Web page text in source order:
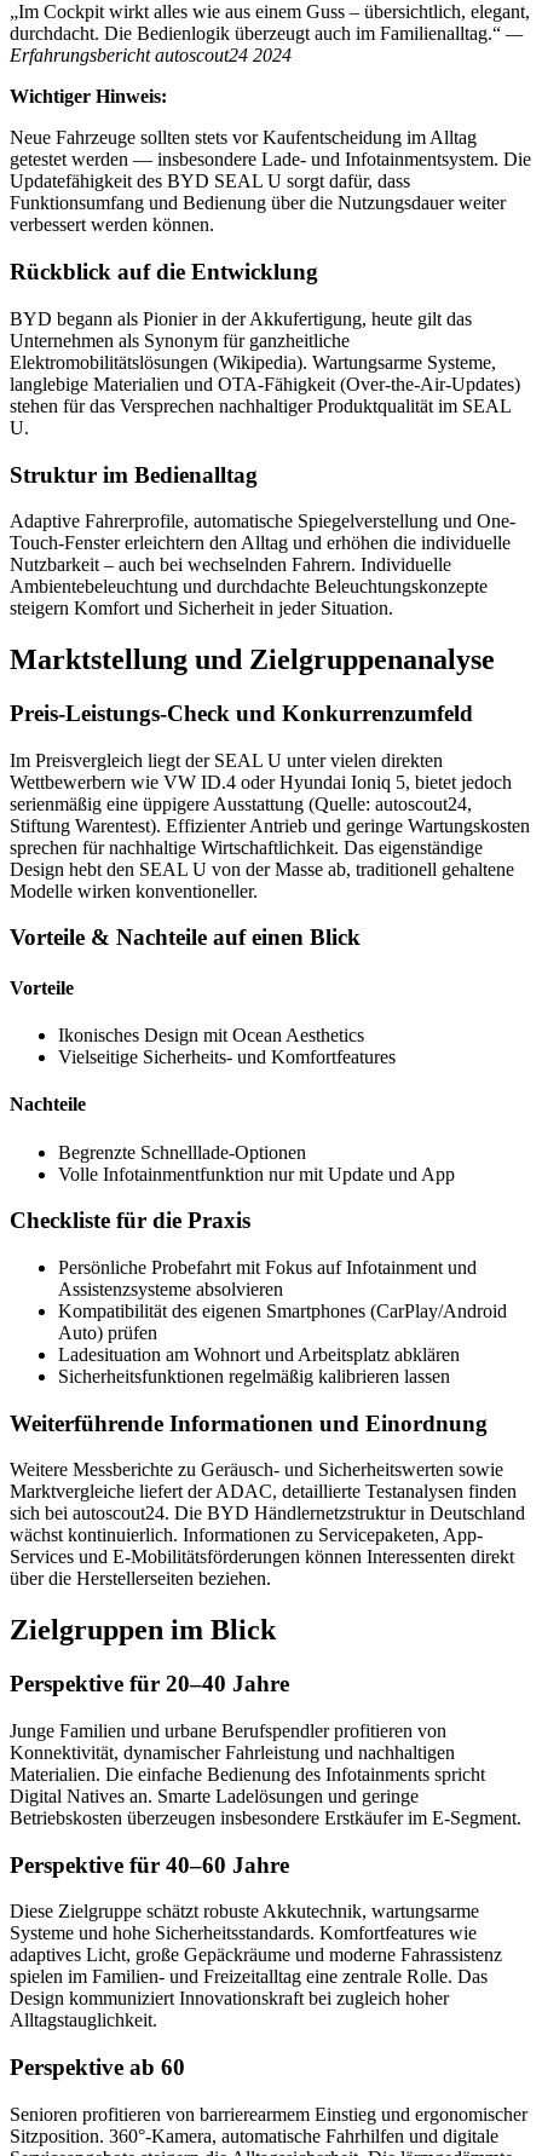
„Im Cockpit wirkt alles wie aus einem Guss – übersichtlich, elegant,
durchdacht. Die Bedienlogik überzeugt auch im Familienalltag.“ —
Erfahrungsbericht autoscout24 2024
Wichtiger Hinweis:
Neue Fahrzeuge sollten stets vor Kaufentscheidung im Alltag
getestet werden — insbesondere Lade- und Infotainmentsystem. Die
Updatefähigkeit des BYD SEAL U sorgt dafür, dass
Funktionsumfang und Bedienung über die Nutzungsdauer weiter
verbessert werden können.
Rückblick auf die Entwicklung
BYD begann als Pionier in der Akkufertigung, heute gilt das
Unternehmen als Synonym für ganzheitliche
Elektromobilitätslösungen (Wikipedia). Wartungsarme Systeme,
langlebige Materialien und OTA-Fähigkeit (Over-the-Air-Updates)
stehen für das Versprechen nachhaltiger Produktqualität im SEAL
U.
Struktur im Bedienalltag
Adaptive Fahrerprofile, automatische Spiegelverstellung und One-
Touch-Fenster erleichtern den Alltag und erhöhen die individuelle
Nutzbarkeit – auch bei wechselnden Fahrern. Individuelle
Ambientebeleuchtung und durchdachte Beleuchtungskonzepte
steigern Komfort und Sicherheit in jeder Situation.
Marktstellung und Zielgruppenanalyse
Preis-Leistungs-Check und Konkurrenzumfeld
Im Preisvergleich liegt der SEAL U unter vielen direkten
Wettbewerbern wie VW ID.4 oder Hyundai Ioniq 5, bietet jedoch
serienmäßig eine üppigere Ausstattung (Quelle: autoscout24,
Stiftung Warentest). Effizienter Antrieb und geringe Wartungskosten
sprechen für nachhaltige Wirtschaftlichkeit. Das eigenständige
Design hebt den SEAL U von der Masse ab, traditionell gehaltene
Modelle wirken konventioneller.
Vorteile & Nachteile auf einen Blick
Vorteile
Ikonisches Design mit Ocean Aesthetics
Vielseitige Sicherheits- und Komfortfeatures
Nachteile
Begrenzte Schnelllade-Optionen
Volle Infotainmentfunktion nur mit Update und App
Checkliste für die Praxis
Persönliche Probefahrt mit Fokus auf Infotainment und
Assistenzsysteme absolvieren
Kompatibilität des eigenen Smartphones (CarPlay/Android
Auto) prüfen
Ladesituation am Wohnort und Arbeitsplatz abklären
Sicherheitsfunktionen regelmäßig kalibrieren lassen
Weiterführende Informationen und Einordnung
Weitere Messberichte zu Geräusch- und Sicherheitswerten sowie
Marktvergleiche liefert der ADAC, detaillierte Testanalysen finden
sich bei autoscout24. Die BYD Händlernetzstruktur in Deutschland
wächst kontinuierlich. Informationen zu Servicepaketen, App-
Services und E-Mobilitätsförderungen können Interessenten direkt
über die Herstellerseiten beziehen.
Zielgruppen im Blick
Perspektive für 20–40 Jahre
Junge Familien und urbane Berufspendler profitieren von
Konnektivität, dynamischer Fahrleistung und nachhaltigen
Materialien. Die einfache Bedienung des Infotainments spricht
Digital Natives an. Smarte Ladelösungen und geringe
Betriebskosten überzeugen insbesondere Erstkäufer im E-Segment.
Perspektive für 40–60 Jahre
Diese Zielgruppe schätzt robuste Akkutechnik, wartungsarme
Systeme und hohe Sicherheitsstandards. Komfortfeatures wie
adaptives Licht, große Gepäckräume und moderne Fahrassistenz
spielen im Familien- und Freizeitalltag eine zentrale Rolle. Das
Design kommuniziert Innovationskraft bei zugleich hoher
Alltagstauglichkeit.
Perspektive ab 60
Senioren profitieren von barrierearmem Einstieg und ergonomischer
Sitzposition. 360°-Kamera, automatische Fahrhilfen und digitale